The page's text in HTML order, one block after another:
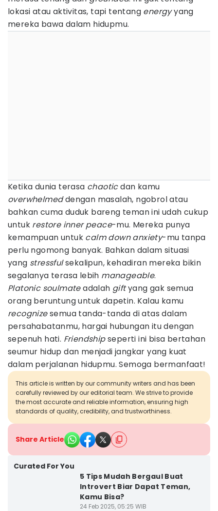
lokasi atau aktivitas, tapi tentang energyyang
mereka bawa dalam hidupmu.
Ketika dunia terasa chaoticdan kamu
overwhelmeddengan masalah, ngobrol atau
bahkan cuma duduk bareng teman ini udah cukup
untuk restore inner peace-mu. Mereka punya
kemampuan untuk calm down anxiety-mu tanpa
perlu ngomong banyak. Bahkan dalam situasi
yang stressfulsekalipun, kehadiran mereka bikin
segalanya terasa lebih manageable.
Platonic soulmateadalah giftyang gak semua
orang beruntung untuk dapetin. Kalau kamu
recognizesemua tanda-tanda di atas dalam
persahabatanmu, hargai hubungan itu dengan
sepenuh hati. Friendshipseperti ini bisa bertahan
seumur hidup dan menjadi jangkar yang kuat
dalam perjalanan hidupmu. Semoga bermanfaat!
This article is written by our community writers and has been
carefully reviewed by our editorial team. We strive to provide
the most accurate and reliable information, ensuring high
standards of quality, credibility, and trustworthiness.
Share Article
Curated For You
5 Tips Mudah Bergaul Buat
Introvert Biar Dapat Teman,
Kamu Bisa?
24 Feb 2025, 05:25 WIB